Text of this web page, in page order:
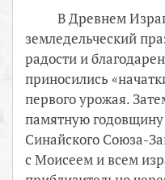
В Древнем
земледельческий
радости и
приносились
первого урожая.
памятную годовщину
Синайского Союза-
с Моисеем и всем